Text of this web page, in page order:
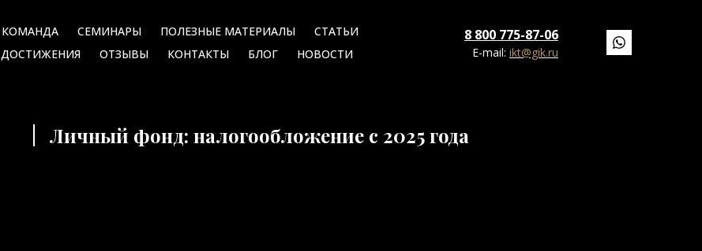
КОМАНДА СЕМИНАРЫ ПОЛЕЗНЫЕ МАТЕРИАЛЫ
СТАТЬИ
ДОСТИЖЕНИЯ ОТЗЫВЫ КОНТАКТЫ БЛОГ НОВОСТИ
8 800 775-87-06
E-mail: ikt@gik.ru
Личный фонд: налогообложение с 2025 года